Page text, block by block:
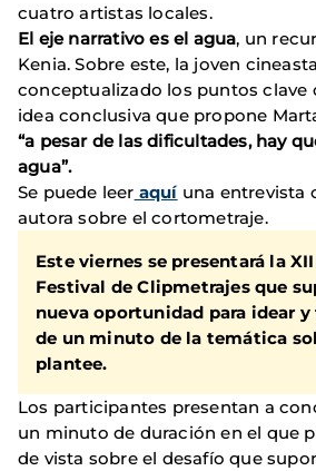
cuatro artistas locales.
El eje narrativo es el agua, un
Kenia. Sobre este, la joven
conceptualizado los puntos clave
idea conclusiva que propone
“a pesar de las dificultades, hay
agua”.
Se puede leer aquí una entrevista
autora sobre el cortometraje.
Este viernes se presentará la
Festival de Clipmetrajes que
nueva oportunidad para idear
de un minuto de la temática
plantee.
Los participantes presentan a
un minuto de duración en el que
de vista sobre el desafío que